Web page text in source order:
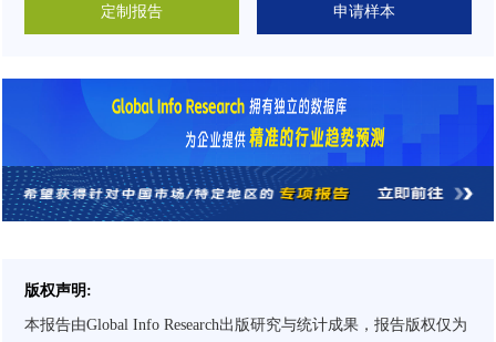
定制报告 申请样本
版权声明:
本报告由Global Info Research出版研究与统计成果，报告版权仅为